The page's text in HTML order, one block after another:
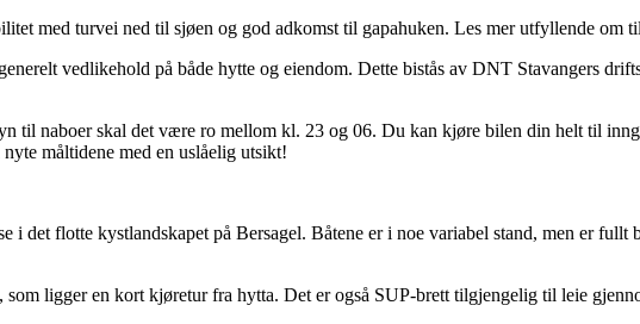
med turvei ned til sjøen og god adkomst til gapahuken. Les mer utfyllende om
vedlikehold på både hytte og eiendom. Dette bistås av DNT Stavangers
til naboer skal det være ro mellom kl. 23 og 06. Du kan kjøre bilen din helt til
måltidene med en uslåelig utsikt!
det flotte kystlandskapet på Bersagel. Båtene er i noe variabel stand, men er
ligger en kort kjøretur fra hytta. Det er også SUP-brett tilgjengelig til leie